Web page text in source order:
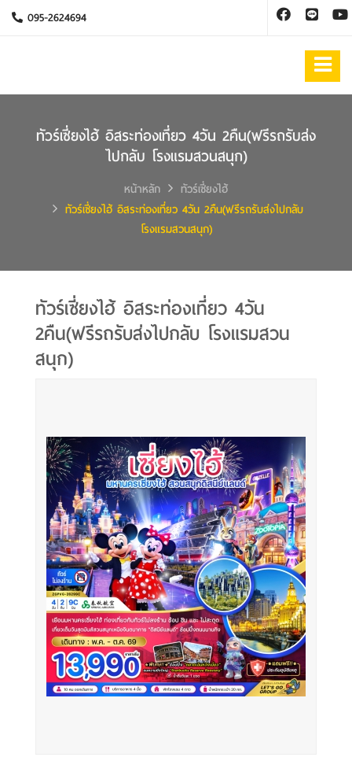
095-2624694
ทัวร์เซี่ยงไฮ้ อิสระท่องเที่ยว 4วัน 2คืน(ฟรีรถรับส่ง
ไปกลับ โรงแรมสวนสนุก)
หน้าหลัก
ทัวร์เซี่ยงไฮ้
ทัวร์เซี่ยงไฮ้ อิสระท่องเที่ยว 4วัน 2คืน(ฟรีรถรับส่งไปกลับ
โรงแรมสวนสนุก)
ทัวร์เซี่ยงไฮ้ อิสระท่องเที่ยว 4วัน
2คืน(ฟรีรถรับส่งไปกลับ โรงแรมสวน
สนุก)